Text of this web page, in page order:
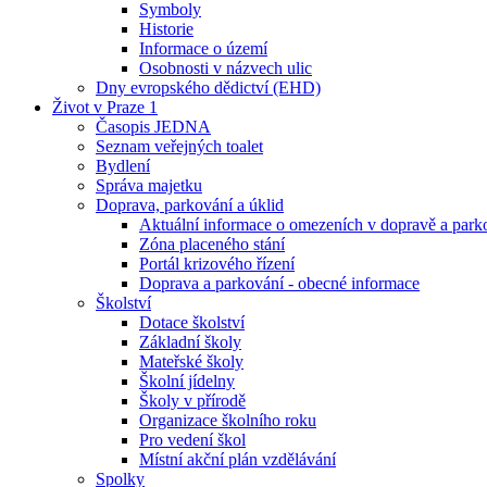
Symboly
Historie
Informace o území
Osobnosti v názvech ulic
Dny evropského dědictví (EHD)
Život v Praze 1
Časopis JEDNA
Seznam veřejných toalet
Bydlení
Správa majetku
Doprava, parkování a úklid
Aktuální informace o omezeních v dopravě a
Zóna placeného stání
Portál krizového řízení
Doprava a parkování - obecné informace
Školství
Dotace školství
Základní školy
Mateřské školy
Školní jídelny
Školy v přírodě
Organizace školního roku
Pro vedení škol
Místní akční plán vzdělávání
Spolky